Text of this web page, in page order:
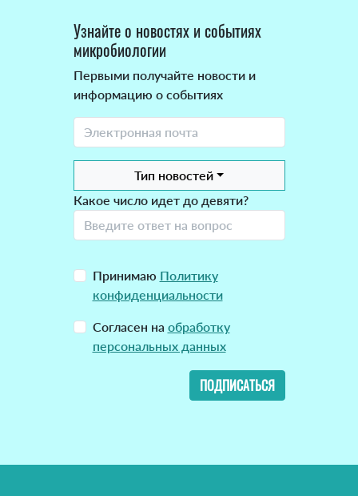
Узнайте о новостях и событиях
микробиологии
Первыми получайте новости и
информацию о событиях
Тип новостей
Какое число идет до девяти?
Принимаю Политику
конфиденциальности
Согласен на обработку
персональных данных
ПОДПИСАТЬСЯ